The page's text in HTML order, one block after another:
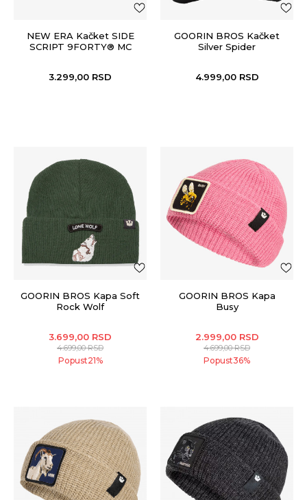
NEW ERA Kačket SIDE
SCRIPT 9FORTY® MC
3.299,00 RSD
GOORIN BROS Kačket
Silver Spider
4.999,00 RSD
GOORIN BROS Kapa Soft
Rock Wolf
3.699,00 RSD
4.699,00RSD
Popust21%
GOORIN BROS Kapa
Busy
2.999,00 RSD
4.699,00RSD
Popust36%